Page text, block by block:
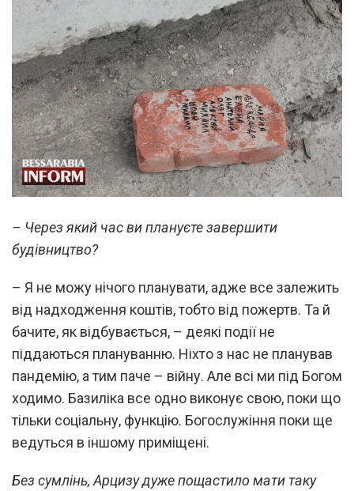
– Через який час ви плануєте завершити
будівництво?
– Я не можу нічого планувати, адже все залежить
від надходження коштів, тобто від пожертв. Та й
бачите, як відбувається, – деякі події не
піддаються плануванню. Ніхто з нас не планував
пандемію, а тим паче – війну. Але всі ми під Богом
ходимо. Базиліка все одно виконує свою, поки що
тільки соціальну, функцію. Богослужіння поки ще
ведуться в іншому приміщені.
Без сумлінь, Арцизу дуже пощастило мати таку